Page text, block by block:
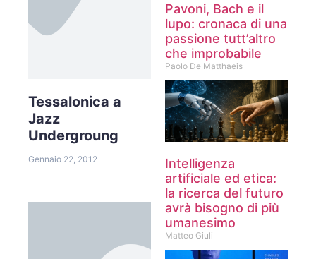
Tessalonica a
Jazz
Undergroung
Gennaio 22, 2012
Pavoni, Bach e il
lupo: cronaca di una
passione tutt’altro
che improbabile
Paolo De Matthaeis
Intelligenza
artificiale ed etica:
la ricerca del futuro
avrà bisogno di più
umanesimo
Matteo Giuli